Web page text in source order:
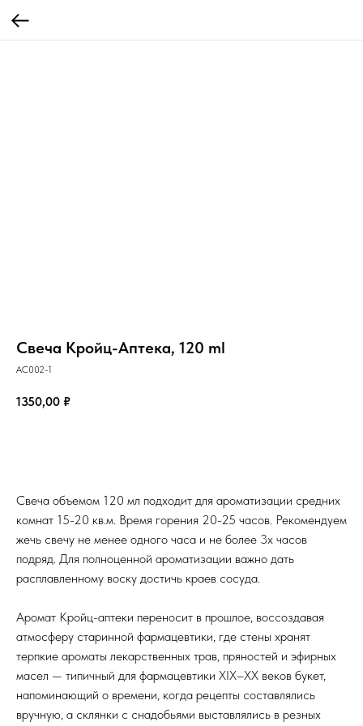
Свеча Кройц-Аптека, 120 ml
AC002-1
1350,00 ₽
Свеча объемом 120 мл подходит для ароматизации средних
комнат 15-20 кв.м. Время горения 20-25 часов. Рекомендуем
жечь свечу не менее одного часа и не более 3х часов
подряд. Для полноценной ароматизации важно дать
расплавленному воску достичь краев сосуда.
Аромат Кройц-аптеки переносит в прошлое, воссоздавая
атмосферу старинной фармацевтики, где стены хранят
терпкие ароматы лекарственных трав, пряностей и эфирных
масел — типичный для фармацевтики XIX–XX веков букет,
напоминающий о времени, когда рецепты составлялись
вручную, а склянки с снадобьями выставлялись в резных